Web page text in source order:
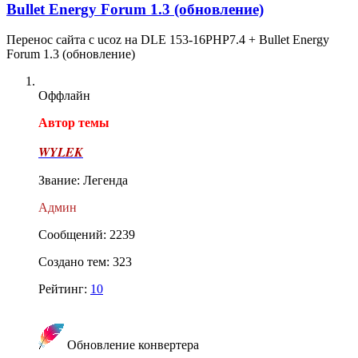
Bullet Energy Forum 1.3 (обновление)
Перенос сайтa с ucoz на DLE 153-16PHP7.4 + Bullet Energy
Forum 1.3 (обновление)
Оффлайн
Автор темы
WYLEK
Звание: Легенда
Админ
Сообщений: 2239
Создано тем: 323
Рейтинг: 10
Обновление конвертера